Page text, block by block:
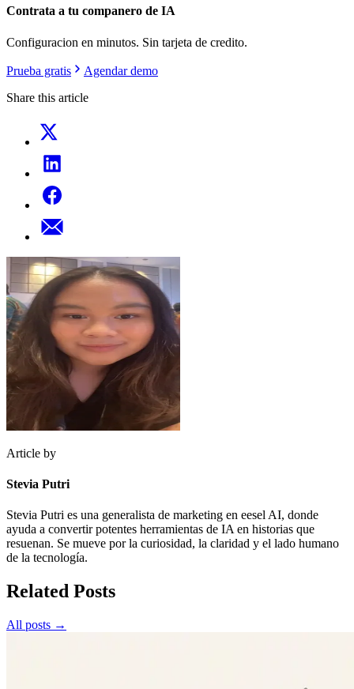
Contrata a tu companero de IA
Configuracion en minutos. Sin tarjeta de credito.
Prueba gratis
Agendar demo
Share this article
Article by
Stevia Putri
Stevia Putri es una generalista de marketing en eesel AI, donde
ayuda a convertir potentes herramientas de IA en historias que
resuenan. Se mueve por la curiosidad, la claridad y el lado humano
de la tecnología.
Related Posts
All posts →